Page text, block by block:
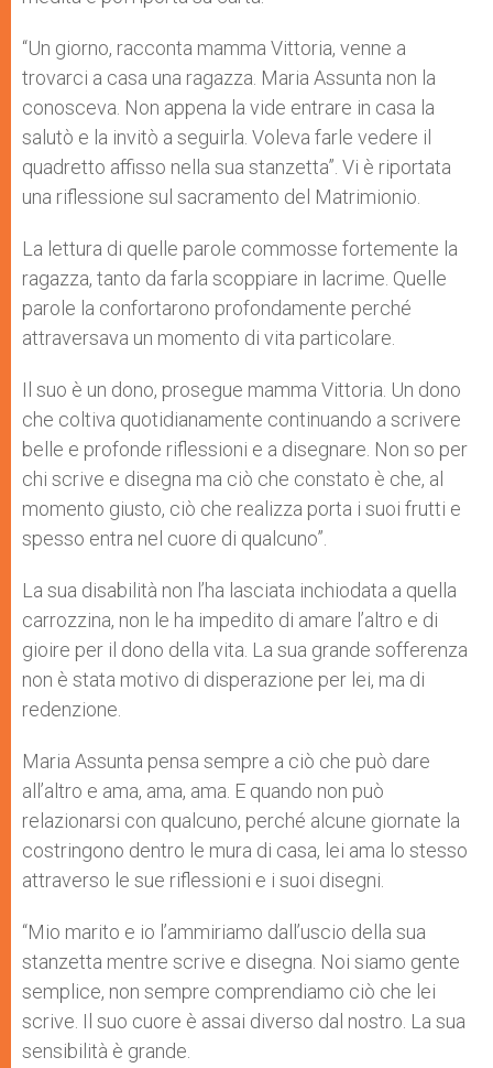
“Un giorno, racconta mamma Vittoria, venne a
trovarci a casa una ragazza. Maria Assunta non la
conosceva. Non appena la vide entrare in casa la
salutò e la invitò a seguirla. Voleva farle vedere il
quadretto affisso nella sua stanzetta”. Vi è riportata
una riflessione sul sacramento del Matrimionio.
La lettura di quelle parole commosse fortemente la
ragazza, tanto da farla scoppiare in lacrime. Quelle
parole la confortarono profondamente perché
attraversava un momento di vita particolare.
Il suo è un dono, prosegue mamma Vittoria. Un dono
che coltiva quotidianamente continuando a scrivere
belle e profonde riflessioni e a disegnare. Non so per
chi scrive e disegna ma ciò che constato è che, al
momento giusto, ciò che realizza porta i suoi frutti e
spesso entra nel cuore di qualcuno”.
La sua disabilità non l’ha lasciata inchiodata a quella
carrozzina, non le ha impedito di amare l’altro e di
gioire per il dono della vita. La sua grande sofferenza
non è stata motivo di disperazione per lei, ma di
redenzione.
Maria Assunta pensa sempre a ciò che può dare
all’altro e ama, ama, ama. E quando non può
relazionarsi con qualcuno, perché alcune giornate la
costringono dentro le mura di casa, lei ama lo stesso
attraverso le sue riflessioni e i suoi disegni.
“Mio marito e io l’ammiriamo dall’uscio della sua
stanzetta mentre scrive e disegna. Noi siamo gente
semplice, non sempre comprendiamo ciò che lei
scrive. Il suo cuore è assai diverso dal nostro. La sua
sensibilità è grande.